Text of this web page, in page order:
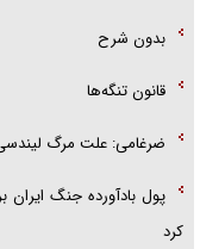
بدون شرح
قانون تنگه‌ها
ضرغامی: علت مرگ
پول بادآورده جنگ ایران
کرد